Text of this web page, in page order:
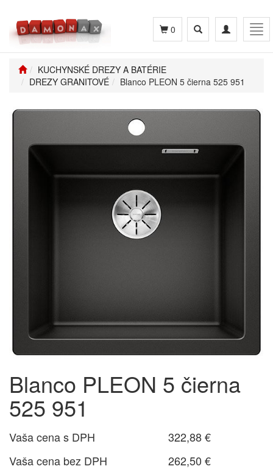
Toggle
navigation
Toggle
search
0
KUCHYNSKÉ DREZY A BATÉRIE
DREZY GRANITOVÉ
Blanco PLEON 5 čierna 525 951
Blanco PLEON 5 čierna
525 951
Vaša cena s DPH
322,88 €
Vaša cena bez DPH
262,50 €